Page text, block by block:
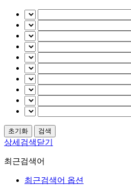
상세검색닫기
최근검색어
최근검색어 옵션